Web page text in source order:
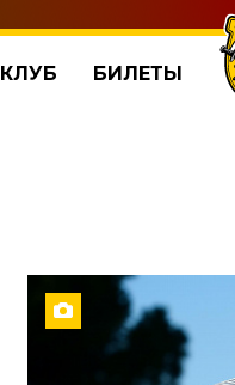
КЛУБ БИЛЕТЫ